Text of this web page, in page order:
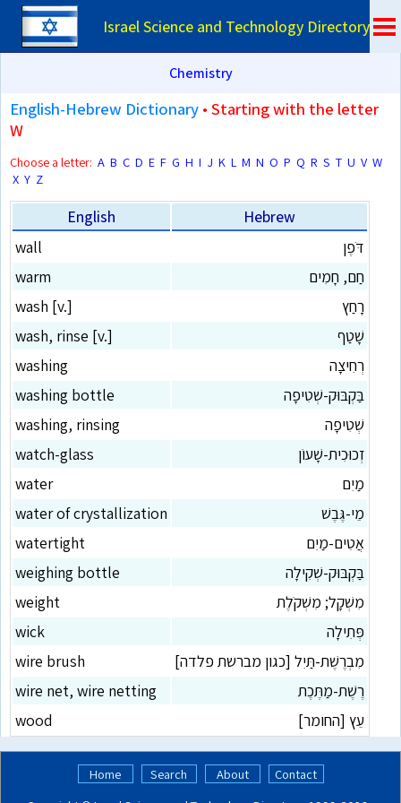
Israel Science and Technology Directory
Chemistry
English-Hebrew Dictionary • Starting with the letter
W
Choose a letter: A B C D E F G H I J K L M N O P Q R S T U V W
X Y Z
English
Hebrew
wall
דֹּפֶן
warm
חַם, חָמִים
wash [v.]
רָחַץ
wash, rinse [v.]
שָׁטַף
washing
רְחִיצָה
washing bottle
בַּקְבּוּק-שְׁטִיפָה
washing, rinsing
שְׁטִיפָה
watch-glass
זְכוּכִית-שָׁעוֹן
water
מַיִם
water of crystallization
מֵי-גֶּבֶשׁ
watertight
אֲטִים-מַיִם
weighing bottle
בַּקְבּוּק-שְׁקִילָה
weight
מִשְׁקָל; מִשְׁקֹלֶת
wick
פְּתִילָה
wire brush
מִבְרֶשֶׁת-תַּיִל [כגון מברשת פלדה]
wire net, wire netting
רֶשֶׁת-מַתֶּכֶת
wood
עֵץ [החומר]
Home Search About
Contact